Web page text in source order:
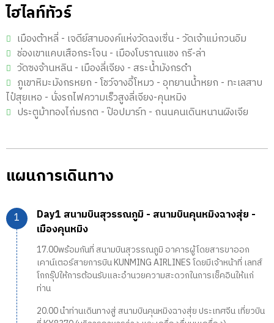
ไฮไลท์ทัวร์
เมืองต้าหลี่ - เจดีย์สามองค์แห่งวัดฉงเซิ่น - วัดเจ้าแม่กวนอิม
ช่องเขาแคบเสือกระโจน - เมืองโบราณแชง กรี-ล่า
วัดซงจ้านหลิน - เมืองลี่เจียง - สระน้ำมังกรดำ
ภูเขาหิมะมังกรหยก - โชว์จางอี้โหมว - อุทยานน้ำหยก - ทะเลสาบ
ไป๋สุยเหอ - นั่งรถไฟความเร็วสูงลี่เจียง-คุนหมิง
ประตูม้าทองไก่มรกต - ป๊อปมาร์ท - ถนนคนเดินหนานผิงเจีย
แผนการเดินทาง
Day1 สนามบินสุวรรณภูมิ - สนามบินคุนหมิงฉางสุ่ย -
เมืองคุนหมิง
17.00พร้อมกันที่ สนามบินสุวรรณภูมิ อาคารผู้โดยสารขาออก
เคาน์เตอร์สายการบิน KUNMING AIRLINES โดยมีเจ้าหน้าที่ เลทส์
โกกรุ๊ปให้การต้อนรับและอำนวยความสะดวกในการเช็คอินให้แก่
ท่าน
20.00 นำท่านเดินทางสู่ สนามบินคุนหมิงฉางสุ่ย ประเทศจีน เที่ยวบิน